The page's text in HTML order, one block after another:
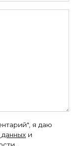
я даю
и